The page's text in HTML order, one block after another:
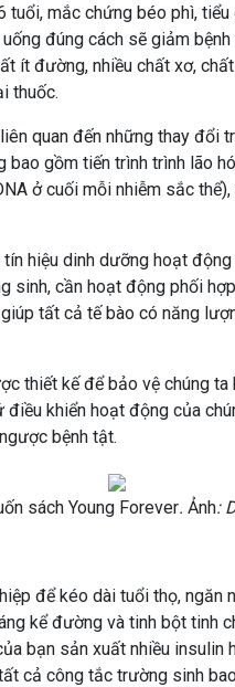
tuổi, mắc chứng béo phì,
đúng cách sẽ giảm
ít đường, nhiều chất xơ,
thuốc.
quan đến những thay đổi
bao gồm tiến trình trình lão
ở cuối mỗi nhiễm sắc
hiệu dinh dưỡng hoạt
sinh, cần hoạt động phối
tất cả tế bào có năng
thiết kế để bảo vệ chúng
khiển hoạt động của
bệnh tật.
sách Young Forever. Ảnh:
để kéo dài tuổi thọ, ngăn
kể đường và tinh bột tinh
bạn sản xuất nhiều
cả công tắc trường sinh